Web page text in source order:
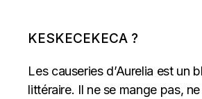
KESKECEKECA ?
Les causeries d’Aurelia est un
littéraire. Il ne se mange pas,